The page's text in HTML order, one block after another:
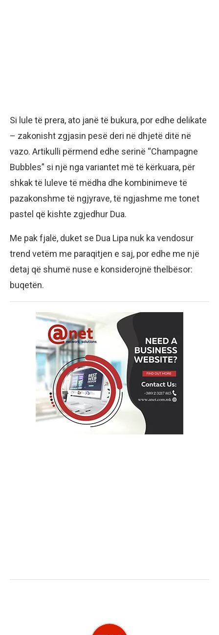
Si lule të prera, ato janë të bukura, por edhe delikate
– zakonisht zgjasin pesë deri në dhjetë ditë në
vazo. Artikulli përmend edhe serinë “Champagne
Bubbles” si një nga variantet më të kërkuara, për
shkak të luleve të mëdha dhe kombinimeve të
pazakonshme të ngjyrave, të ngjashme me tonet
pastel që kishte zgjedhur Dua.
Me pak fjalë, duket se Dua Lipa nuk ka vendosur
trend vetëm me paraqitjen e saj, por edhe me një
detaj që shumë nuse e konsiderojnë thelbësor:
buqetën.